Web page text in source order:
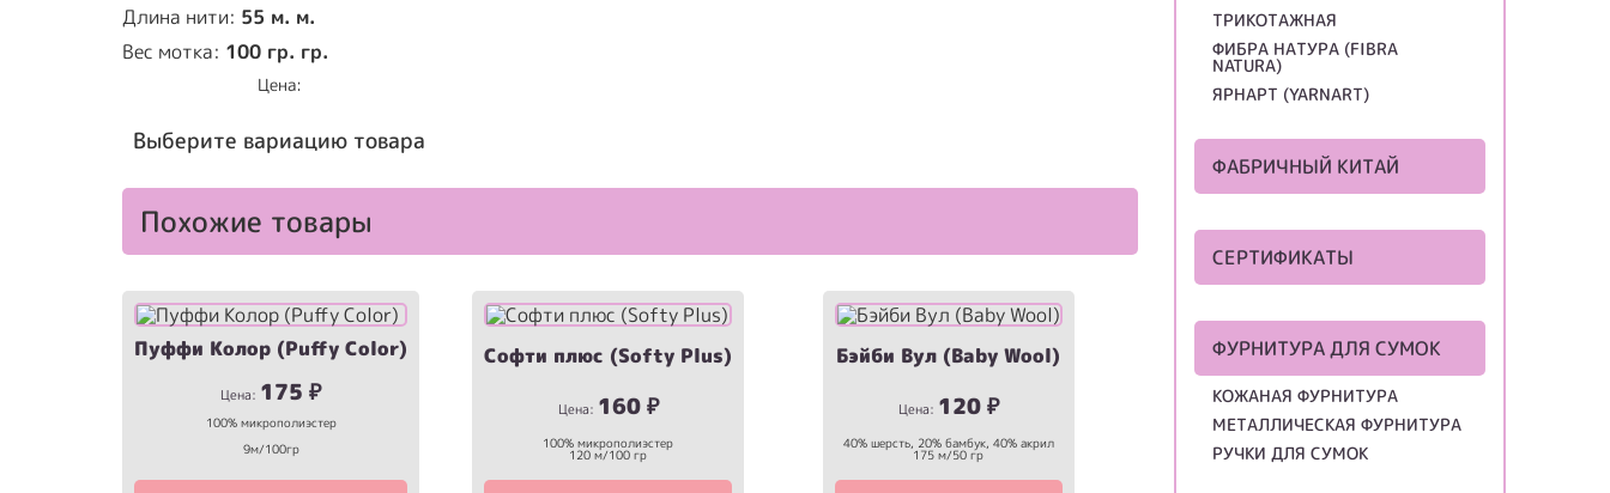
ТРИКОТАЖНАЯ
ФИБРА НАТУРА (FIBRA
NATURA)
ЯРНАРТ (YARNART)
ФАБРИЧНЫЙ КИТАЙ
СЕРТИФИКАТЫ
ФУРНИТУРА ДЛЯ СУМОК
КОЖАНАЯ ФУРНИТУРА
МЕТАЛЛИЧЕСКАЯ ФУРНИТУРА
РУЧКИ ДЛЯ СУМОК
Длина нити: 55 м. м.
Вес мотка: 100 гр. гр.
Цена:
Выберите вариацию товара
Похожие товары
Пуффи Колор (Puffy Color)
Цена: 175 ₽
100% микрополиэстер
9м/100гр
Софти плюс (Softy Plus)
Цена: 160 ₽
100% микрополиэстер
120 м/100 гр
Бэйби Вул (Baby Wool)
Цена: 120 ₽
40% шерсть, 20% бамбук, 40% акрил
175 м/50 гр